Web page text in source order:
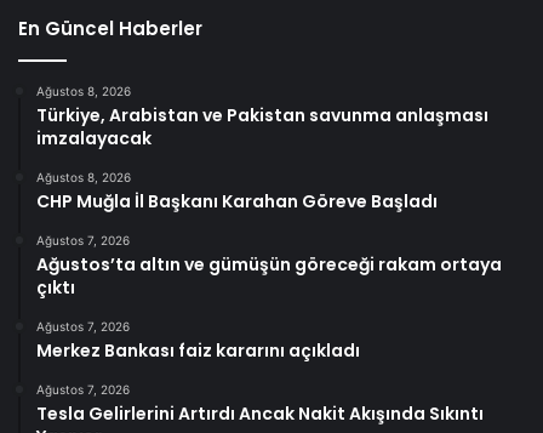
En Güncel Haberler
Ağustos 8, 2026
Türkiye, Arabistan ve Pakistan savunma anlaşması
imzalayacak
Ağustos 8, 2026
CHP Muğla İl Başkanı Karahan Göreve Başladı
Ağustos 7, 2026
Ağustos’ta altın ve gümüşün göreceği rakam ortaya
çıktı
Ağustos 7, 2026
Merkez Bankası faiz kararını açıkladı
Ağustos 7, 2026
Tesla Gelirlerini Artırdı Ancak Nakit Akışında Sıkıntı